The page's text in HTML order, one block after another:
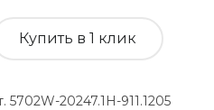
Купить в 1 клик
20247.1H-911.1205